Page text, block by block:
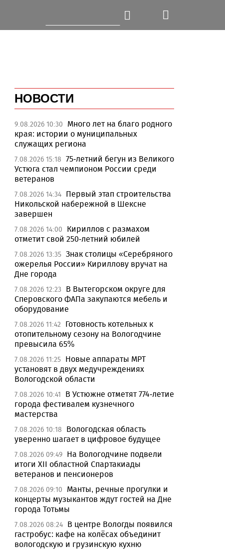
НОВОСТИ
9.08.2026 10:30
Много лет на благо родного
края: истории о муниципальных
служащих региона
7.08.2026 15:18 75-летний бегун из Великого
Устюга стал чемпионом России среди
ветеранов
7.08.2026 14:34 Первый этап строительства
Никольской набережной в Шексне
завершен
7.08.2026 14:00
Кириллов с размахом
отметит свой 250-летний юбилей
7.08.2026 13:35 Знак столицы «Серебряного
ожерелья России» Кириллову вручат на
Дне города
7.08.2026 12:23
В Вытегорском округе для
Сперовского ФАПа закупаются мебель и
оборудование
7.08.2026 11:42
Готовность котельных к
отопительному сезону на Вологодчине
превысила 65%
7.08.2026 11:25 Новые аппараты МРТ
установят в двух медучреждениях
Вологодской области
7.08.2026 10:41
В Устюжне отметят 774-летие
города фестивалем кузнечного
мастерства
7.08.2026 10:18
Вологодская область
уверенно шагает в цифровое будущее
7.08.2026 09:49 На Вологодчине подвели
итоги XII областной Спартакиады
ветеранов и пенсионеров
7.08.2026 09:10
Манты, речные прогулки и
концерты музыкантов ждут гостей на Дне
города Тотьмы
7.08.2026 08:24 В центре Вологды появился
гастробус: кафе на колёсах объединит
вологодскую и грузинскую кухню